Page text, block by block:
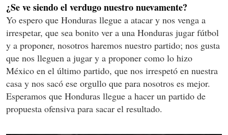
¿Se ve siendo el verdugo nuestro nuevamente?
Yo espero que Honduras llegue a atacar y nos venga a
irrespetar, que sea bonito ver a una Honduras jugar fútbol
y a proponer, nosotros haremos nuestro partido; nos gusta
que nos lleguen a jugar y a proponer como lo hizo
México en el último partido, que nos irrespetó en nuestra
casa y nos sacó ese orgullo que para nosotros es mejor.
Esperamos que Honduras llegue a hacer un partido de
propuesta ofensiva para sacar el resultado.